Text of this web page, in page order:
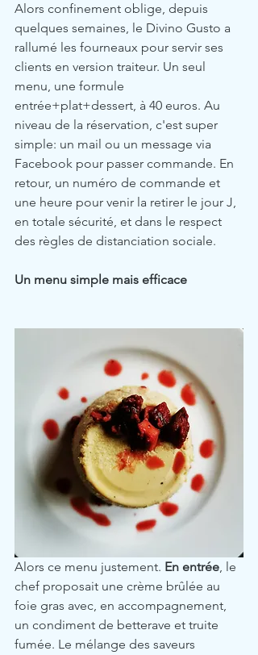
Alors confinement oblige, depuis
quelques semaines, le Divino Gusto a
rallumé les fourneaux pour servir ses
clients en version traiteur. Un seul
menu, une formule
entrée+plat+dessert, à 40 euros. Au
niveau de la réservation, c'est super
simple: un mail ou un message via
Facebook pour passer commande. En
retour, un numéro de commande et
une heure pour venir la retirer le jour J,
en totale sécurité, et dans le respect
des règles de distanciation sociale.
Un menu simple mais efficace
Alors ce menu justement. En entrée, le
chef proposait une crème brûlée au
foie gras avec, en accompagnement,
un condiment de betterave et truite
fumée. Le mélange des saveurs